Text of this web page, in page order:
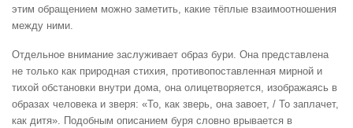
этим обращением можно заметить, какие тёплые взаимоотношения
между ними.
Отдельное внимание заслуживает образ бури. Она представлена
не только как природная стихия, противопоставленная мирной и
тихой обстановки внутри дома, она олицетворяется, изображаясь в
образах человека и зверя: «То, как зверь, она завоет, / То заплачет,
как дитя». Подобным описанием буря словно врывается в